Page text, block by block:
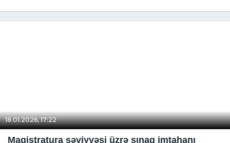
18.01.2026, 17:22
Magistratura səviyyəsi üzrə sınaq imtahanı